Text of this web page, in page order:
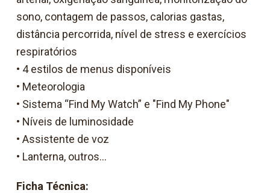
sono, contagem de passos, calorias gastas,
distância percorrida, nível de stress e exercícios
respiratórios
• 4 estilos de menus disponíveis
• Meteorologia
• Sistema “Find My Watch” e "Find My Phone"
• Níveis de luminosidade
• Assistente de voz
• Lanterna, outros...
Ficha Técnica: